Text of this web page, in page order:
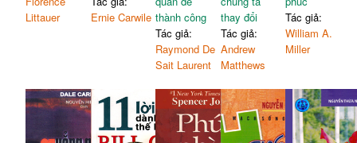
Littauer
Ernie Carwile thành công
Tác giả:
Raymond De
Sait Laurent
thay đổi
Tác giả:
Andrew
Matthews
Tác giả:
William A.
Miller